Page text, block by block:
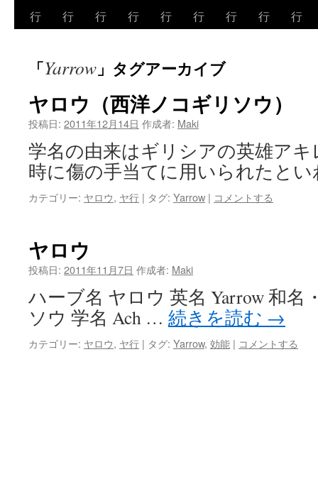
ン
へ
ス
キ
ッ
行
行
行
行
行
行
行
行
行
「Yarrow 」タグアーカイブ
ヤロウ（西洋ノコギリソウ）
投稿日: 2011年12月14日 作成者: Maki
学名の由来はギリシアの英雄ア
時に傷の手当てに用いられたと
カテゴリー: ヤロウ, ヤ行 | タグ: Yarrow | コメントする
ヤロウ
投稿日: 2011年11月7日 作成者: Maki
ハーブ名 ヤロウ 英名 Yarrow 和名
ソウ 学名 Ach … 続きを読む →
カテゴリー: ヤロウ, ヤ行 | タグ: Yarrow, 効能 | コメントする